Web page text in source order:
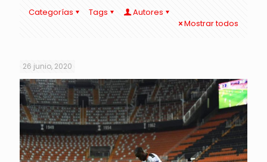
Categorías Tags
Autores
Mostrar todos
26 junio, 2020